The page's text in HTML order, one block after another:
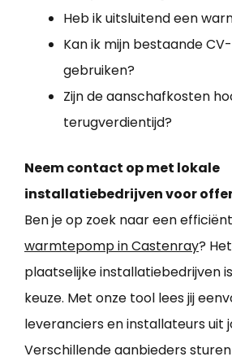
Heb ik uitsluitend een
Kan ik mijn bestaande
gebruiken?
Zijn de aanschafkosten
terugverdientijd?
Neem contact op met lokale
installatiebedrijven voor
Ben je op zoek naar een
warmtepomp in Castenray?
plaatselijke installatiebedrijven
keuze. Met onze tool lees jij
leveranciers en installateurs uit
Verschillende aanbieders